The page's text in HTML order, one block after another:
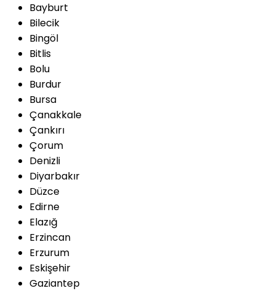
Bayburt
Bilecik
Bingöl
Bitlis
Bolu
Burdur
Bursa
Çanakkale
Çankırı
Çorum
Denizli
Diyarbakır
Düzce
Edirne
Elazığ
Erzincan
Erzurum
Eskişehir
Gaziantep